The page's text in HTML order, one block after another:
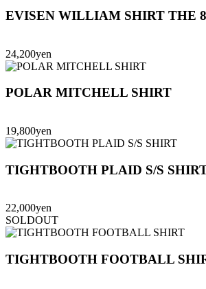
EVISEN WILLIAM SHIRT THE
24,200yen
POLAR MITCHELL SHIRT
19,800yen
TIGHTBOOTH PLAID S/S
22,000yen
SOLDOUT
TIGHTBOOTH FOOTBALL